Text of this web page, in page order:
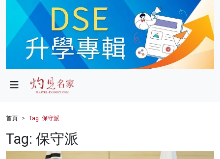
政局
財經
健康
首頁 Tag: 保守派
Tag: 保守派